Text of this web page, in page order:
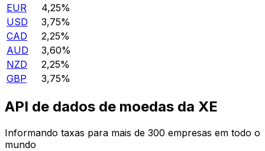
EUR
4,25%
USD
3,75%
CAD
2,25%
AUD
3,60%
NZD
2,25%
GBP
3,75%
API de dados de moedas da XE
Informando taxas para mais de 300 empresas em todo o
mundo